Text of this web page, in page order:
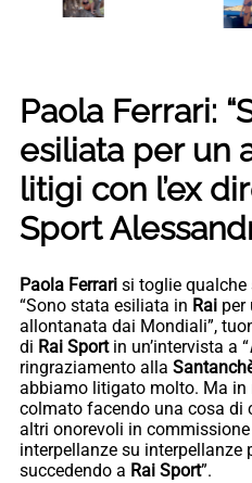
Paola Ferrari:
esiliata per un
litigi con l’ex
Sport
Paola Ferrari si toglie qualche
“Sono stata esiliata in Rai per
allontanata dai Mondiali”,
di Rai Sportin un’intervista a “
ringraziamento alla
abbiamo litigato molto. Ma in
colmato facendo una cosa di
altri onorevoli in
interpellanze su interpellanze
succedendo a Rai Sport”.